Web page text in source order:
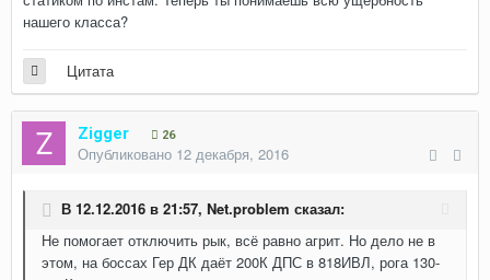
нашего класса?
Цитата
Zigger 26
Опубликовано 12 декабря, 2016
В 12.12.2016 в 21:57, Net.problem сказал:
Не помогает отключить рык, всё равно агрит. Но дело не в
этом, на боссах Гер ДК даёт 200К ДПС в 818ИВЛ, рога 130-